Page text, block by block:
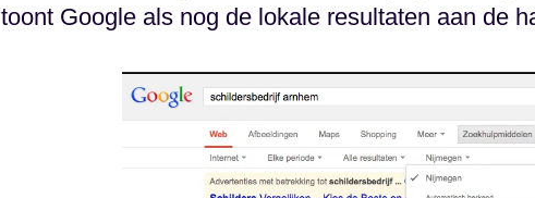
toont Google als nog de lokale resultaten aan de